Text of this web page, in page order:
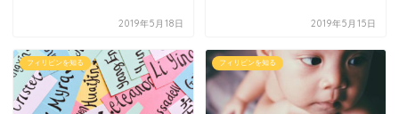
2019年5月18日 2019年5月15日
フィリピンを知る フィリピンを知る